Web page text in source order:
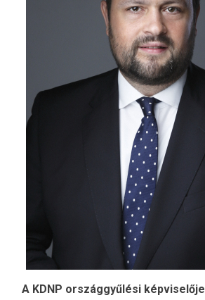
A KDNP országgyűlési képviselője